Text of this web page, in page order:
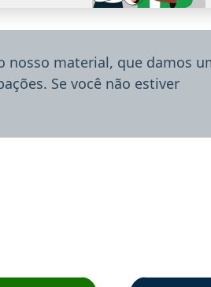
nosso material, que damos
Se você não estiver
o Aprova Concursos em
Estudante